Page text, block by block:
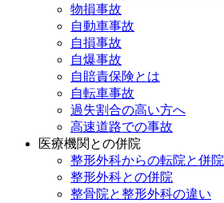
物損事故
自動車事故
自損事故
自爆事故
自賠責保険とは
自転車事故
過失割合の高い方へ
高速道路での事故
医療機関との併院
整形外科からの転院と併院
整形外科との併院
整骨院と整形外科の違い